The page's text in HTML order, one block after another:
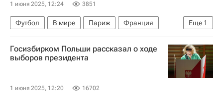
1 июня 2025, 12:24 3851
Еще 1
Футбол В мире Париж
Франция
Эммануэль Макрон
Госизбирком Польши рассказал о ходе
выборов президента
1 июня 2025, 12:20 16702